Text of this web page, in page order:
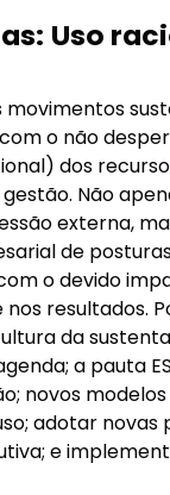
Uso
movimentos
o não
dos
Não
externa,
de
o devido
resultados.
da
a pauta
novos
adotar
e